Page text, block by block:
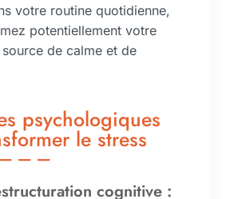
votre routine quotidienne,
potentiellement votre
de calme et de
psychologiques
le stress
cognitive :